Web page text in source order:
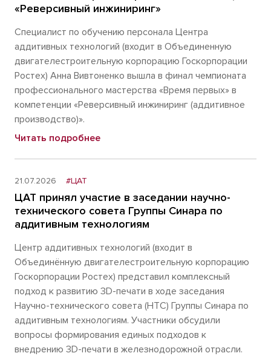
«Реверсивный инжиниринг»
Специалист по обучению персонала Центра
аддитивных технологий (входит в Объединенную
двигателестроительную корпорацию Госкорпорации
Ростех) Анна Вивтоненко вышла в финал чемпионата
профессионального мастерства «Время первых» в
компетенции «Реверсивный инжиниринг (аддитивное
производство)».
Читать подробнее
21.07.2026 #ЦАТ
ЦАТ принял участие в заседании научно-
технического совета Группы Синара по
аддитивным технологиям
Центр аддитивных технологий (входит в
Объединённую двигателестроительную корпорацию
Госкорпорации Ростех) представил комплексный
подход к развитию 3D-печати в ходе заседания
Научно-технического совета (НТС) Группы Синара по
аддитивным технологиям. Участники обсудили
вопросы формирования единых подходов к
внедрению 3D-печати в железнодорожной отрасли.